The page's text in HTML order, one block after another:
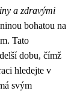
a zdravými
bohatou na
Tato
dobu, čímž
hledejte v
svým